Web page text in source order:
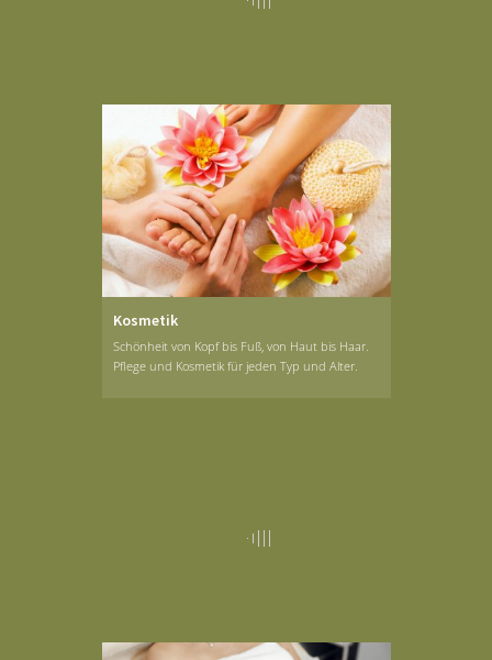
Kosmetik
Schönheit von Kopf bis Fuß, von Haut bis Haar.
Pflege und Kosmetik für jeden Typ und Alter.